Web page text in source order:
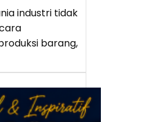
industri tidak
barang,